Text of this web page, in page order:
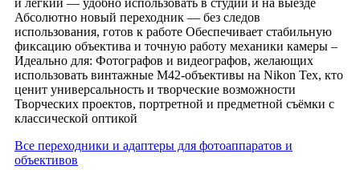
и лёгкий — удобно использовать в студии и на выезде
Абсолютно новый переходник — без следов
использования, готов к работе Обеспечивает стабильную
фиксацию объектива и точную работу механики камеры –
Идеально для: Фотографов и видеографов, желающих
использовать винтажные M42-объективы на Nikon Тех, кто
ценит универсальность и творческие возможности
Творческих проектов, портретной и предметной съёмки с
классической оптикой
Все переходники и адаптеры для фотоаппаратов и
объективов